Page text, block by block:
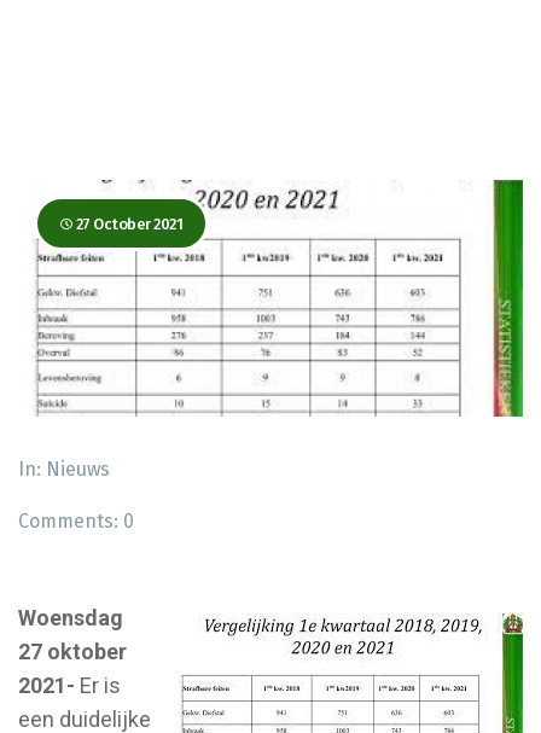
27 October 2021
In: Nieuws
Comments: 0
Woensdag
27 oktober
2021- Er is
een duidelijke